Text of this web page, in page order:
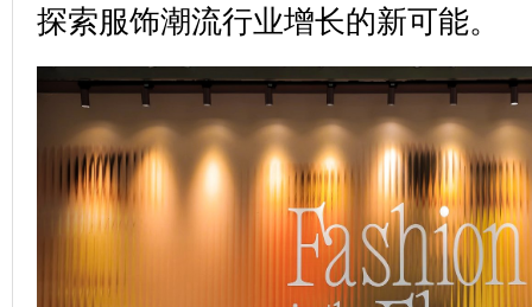
探索服饰潮流行业增长的新可能。